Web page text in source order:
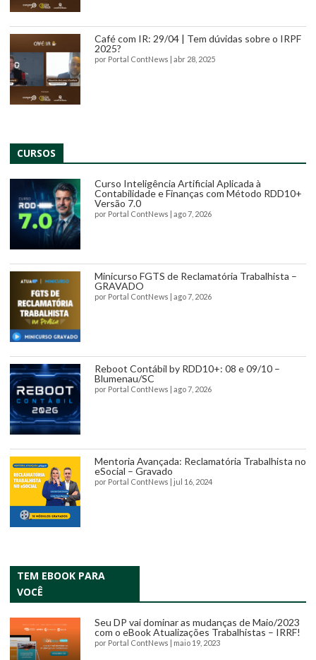
Café com IR: 29/04 | Tem dúvidas sobre o IRPF
2025?
por Portal ContNews abr 28, 2025
CURSOS
Curso Inteligência Artificial Aplicada à
Contabilidade e Finanças com Método RDD10+
Versão 7.0
por Portal ContNews ago 7, 2026
Minicurso FGTS de Reclamatória Trabalhista –
GRAVADO
por Portal ContNews ago 7, 2026
Reboot Contábil by RDD10+: 08 e 09/10 –
Blumenau/SC
por Portal ContNews ago 7, 2026
Mentoria Avançada: Reclamatória Trabalhista no
eSocial – Gravado
por Portal ContNews jul 16, 2024
TEM EBOOK PARA
VOCÊ
Seu DP vai dominar as mudanças de Maio/2023
com o eBook Atualizações Trabalhistas – IRRF!
por Portal ContNews maio 19, 2023